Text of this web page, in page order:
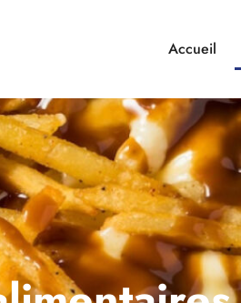
Accueil